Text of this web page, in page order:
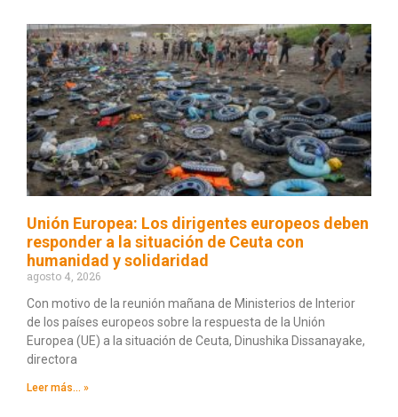
Unión Europea: Los dirigentes europeos deben
responder a la situación de Ceuta con
humanidad y solidaridad
agosto 4, 2026
Con motivo de la reunión mañana de Ministerios de Interior
de los países europeos sobre la respuesta de la Unión
Europea (UE) a la situación de Ceuta, Dinushika Dissanayake,
directora
Leer más... »